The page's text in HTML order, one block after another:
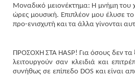
Μοναδικό μειονέκτημα: Η μνήμη του
ώρες μουσική. Επιπλέον μου έλυσε
προ-ενισχυτή και τα άλλα γίνονται
ΠΡΟΣΟΧΗ ΣΤΑ HASP! Για όσους δεν τα
λειτουργούν σαν κλειδιά και
συνήθως σε επίπεδο DOS και είναι